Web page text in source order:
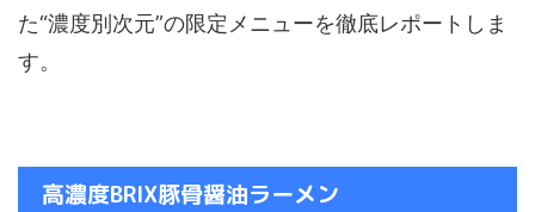
た“濃度別次元”の限定メニューを徹底レポートしま
す。
高濃度BRIX豚骨醤油ラーメン